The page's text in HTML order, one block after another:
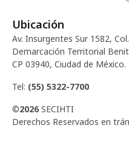
Ubicación
Av. Insurgentes Sur 1582,
Demarcación Territorial
CP 03940, Ciudad de México.
Tel: (55) 5322-7700
©2026 SECIHTI
Derechos Reservados en